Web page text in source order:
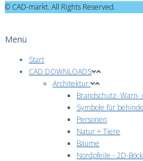
© CAD-markt. All Rights Reserved.
Menü
Start
CAD DOWNLOADS
Architektur
Brandschutz-
Symbole für
Personen
Natur + Tiere
Bäume
Nordpfeile - 2D-